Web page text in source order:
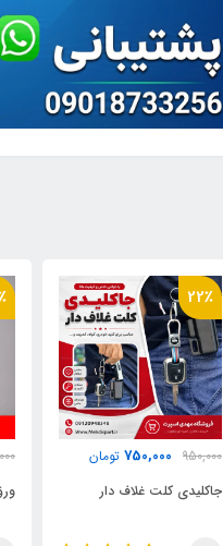
40٪
350,000
210,000 تومان
ورق فیوز تستردار